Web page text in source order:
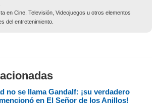
en Cine, Televisión, Videojuegos u otros elementos
del entretenimiento.
no se llama Gandalf: ¡su verdadero
en El Señor de los Anillos!